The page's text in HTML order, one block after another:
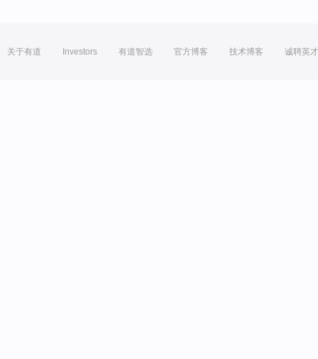
关于有道 Investors 有道智选 官方博客 技术博客 诚聘英才